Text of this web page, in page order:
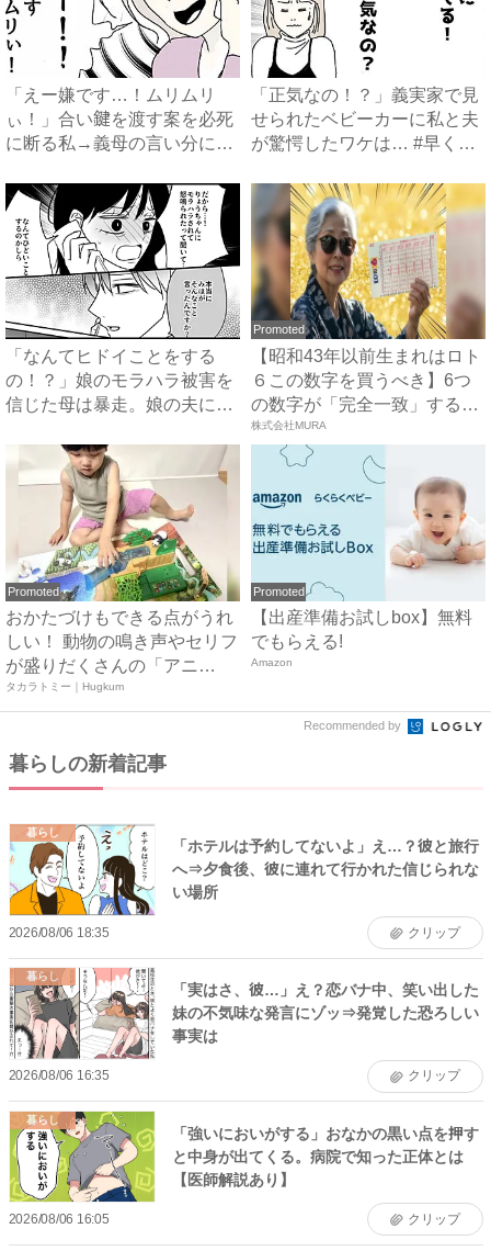
「えー嫌です…！ムリムリ
ぃ！」合い鍵を渡す案を必死
に断る私→義母の言い分にあ
「正気なの！？」義実家で見
せられたベビーカーに私と夫
が驚愕したワケは… #早く
「なんてヒドイことをする
の！？」娘のモラハラ被害を
信じた母は暴走。娘の夫に電
Promoted
【昭和43年以前生まれはロト
６この数字を買うべき】6つ
の数字が「完全一致」する
方...
株式会社MURA
Promoted
おかたづけもできる点がうれ
しい！ 動物の鳴き声やセリフ
が盛りだくさんの「アニ
ア ...
タカラトミー｜Hugkum
Promoted
【出産準備お試しbox】無料
でもらえる!
Amazon
Recommended by
暮らしの新着記事
暮らし
「ホテルは予約してないよ」え…？彼と旅行
へ⇒夕食後、彼に連れて行かれた信じられな
い場所
2026/08/06 18:35 クリップ
暮らし
「実はさ、彼…」え？恋バナ中、笑い出した
妹の不気味な発言にゾッ⇒発覚した恐ろしい
事実は
2026/08/06 16:35 クリップ
暮らし
「強いにおいがする」おなかの黒い点を押す
と中身が出てくる。病院で知った正体とは
【医師解説あり】
2026/08/06 16:05 クリップ